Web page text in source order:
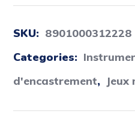
SKU: 8901000312228
Categories:
d'encastrement,